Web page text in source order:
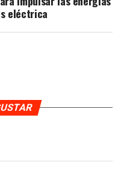
eléctrica